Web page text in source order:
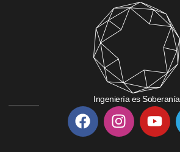
Ingeniería es Soberanía